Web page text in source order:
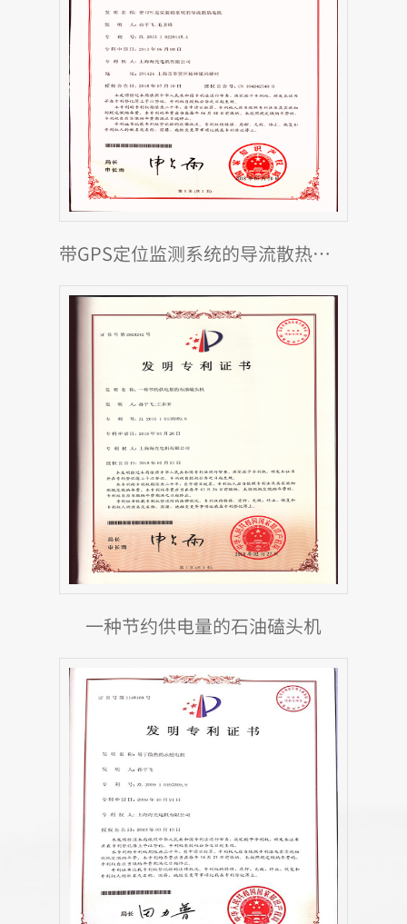
带GPS定位监测系统的导流散热电机
一种节约供电量的石油磕头机